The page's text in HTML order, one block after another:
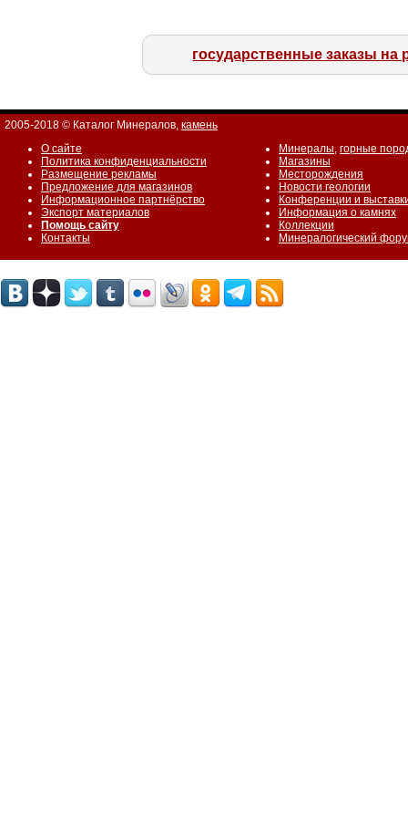
государственные заказы на
2005-2018 © Каталог Минералов, камень
О сайте
Политика конфиденциальности
Размещение рекламы
Предложение для магазинов
Информационное партнёрство
Экспорт материалов
Помощь сайту
Контакты
Минералы, горные
Магазины
Месторождения
Новости геологии
Конференции и
Информация о камнях
Коллекции
Минералогический